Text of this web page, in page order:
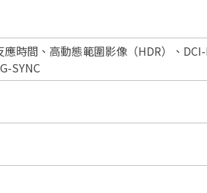
時間、高動態範圍影像（HDR）、
SYNC